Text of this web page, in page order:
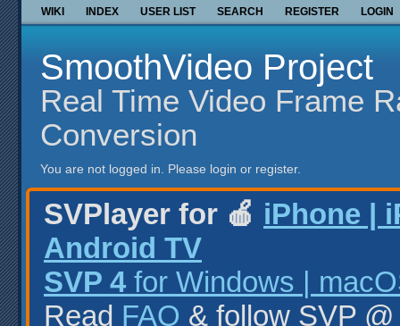
WIKI INDEX USER LIST SEARCH REGISTER LOGIN
SmoothVideo Project
Real Time Video Frame
Conversion
You are not logged in. Please login or register.
SVPlayer for 🍎 iPhone |
Android TV
SVP 4 for Windows |
Read FAQ & follow SVP